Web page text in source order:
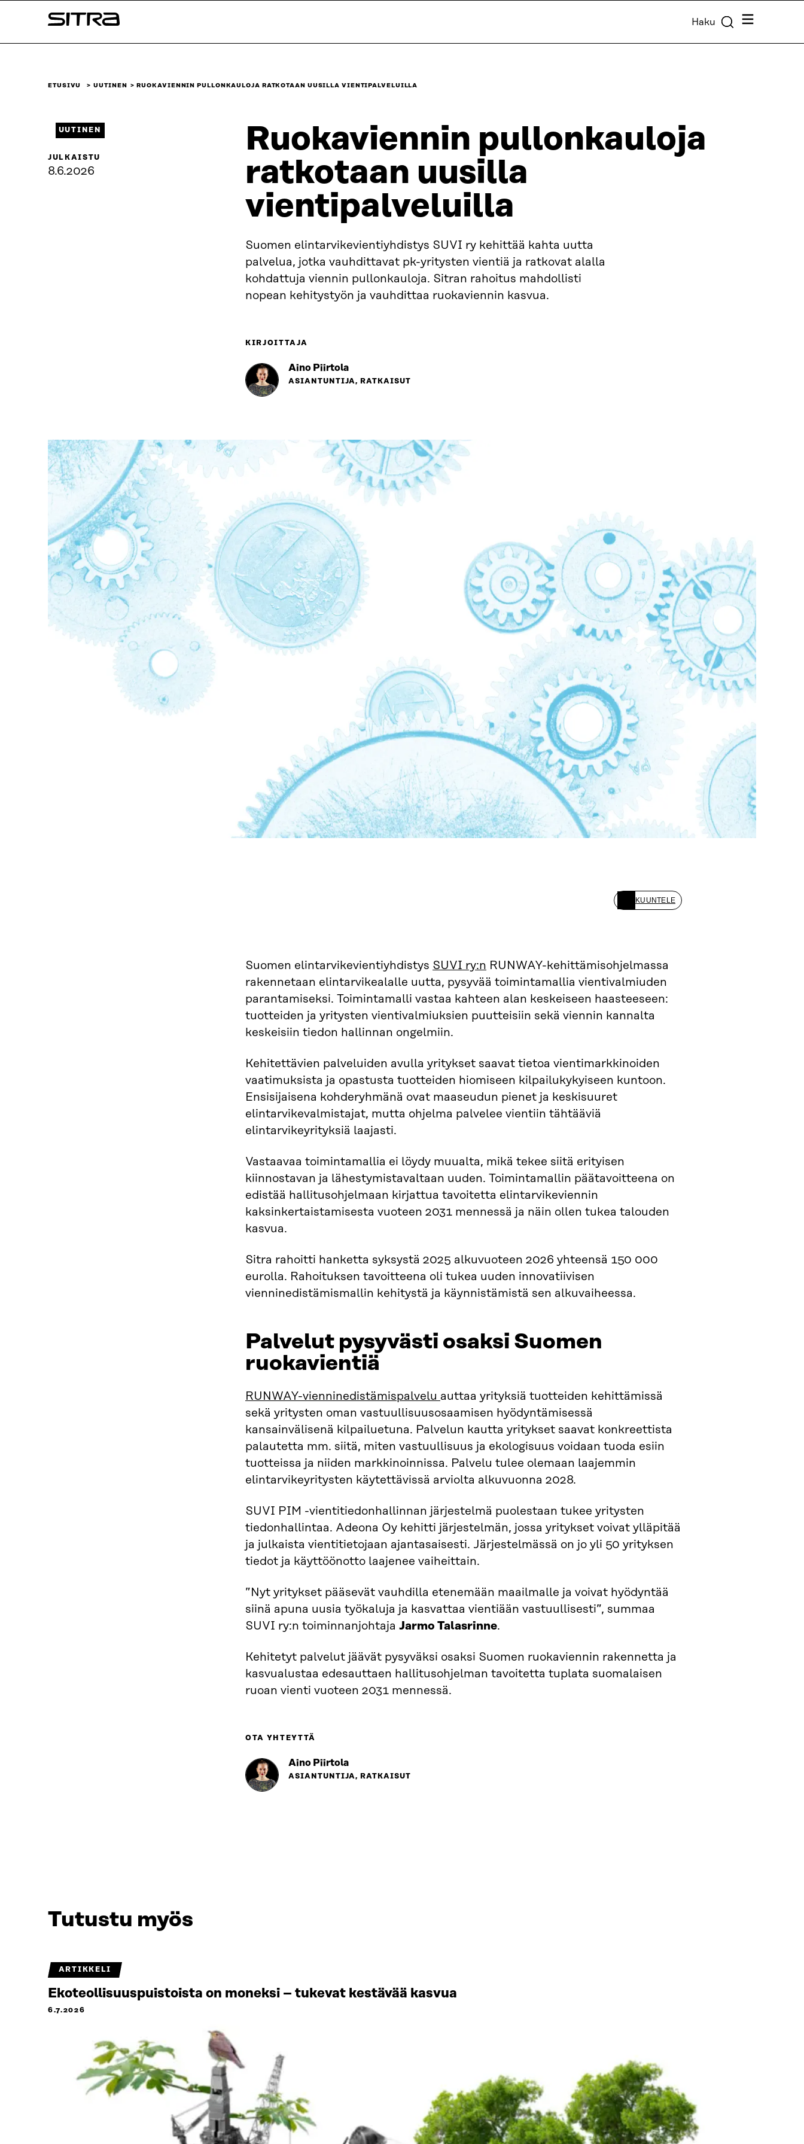
sisältöön
Sitra Haku Valikko
ETUSIVU UUTINEN RUOKAVIENNIN PULLONKAULOJA RATKOTAAN UUSILLA VIENTIPALVELUILLA
Ruokaviennin pullonkauloja
ratkotaan uusilla
vientipalveluilla
Suomen elintarvikevientiyhdistys SUVI ry kehittää kahta uutta
palvelua, jotka vauhdittavat pk-yritysten vientiä ja ratkovat alalla
kohdattuja viennin pullonkauloja. Sitran rahoitus mahdollisti
nopean kehitystyön ja vauhdittaa ruokaviennin kasvua.
KIRJOITTAJA
Aino Piirtola
ASIANTUNTIJA, RATKAISUT
UUTINEN
JULKAISTU
8.6.2026
KUUNTELE
Suomen elintarvikevientiyhdistys SUVI ry:n RUNWAY-kehittämisohjelmassa
rakennetaan elintarvikealalle uutta, pysyvää toimintamallia vientivalmiuden
parantamiseksi. Toimintamalli vastaa kahteen alan keskeiseen haasteeseen:
tuotteiden ja yritysten vientivalmiuksien puutteisiin sekä viennin kannalta
keskeisiin tiedon hallinnan ongelmiin.
Kehitettävien palveluiden avulla yritykset saavat tietoa vientimarkkinoiden
vaatimuksista ja opastusta tuotteiden hiomiseen kilpailukykyiseen kuntoon.
Ensisijaisena kohderyhmänä ovat maaseudun pienet ja keskisuuret
elintarvikevalmistajat, mutta ohjelma palvelee vientiin tähtääviä
elintarvikeyrityksiä laajasti.
Vastaavaa toimintamallia ei löydy muualta, mikä tekee siitä erityisen
kiinnostavan ja lähestymistavaltaan uuden. Toimintamallin päätavoitteena on
edistää hallitusohjelmaan kirjattua tavoitetta elintarvikeviennin
kaksinkertaistamisesta vuoteen 2031 mennessä ja näin ollen tukea talouden
kasvua.
Sitra rahoitti hanketta syksystä 2025 alkuvuoteen 2026 yhteensä 150 000
eurolla. Rahoituksen tavoitteena oli tukea uuden innovatiivisen
vienninedistämismallin kehitystä ja käynnistämistä sen alkuvaiheessa.
Palvelut pysyvästi osaksi Suomen
ruokavientiä
RUNWAY-vienninedistämispalvelu auttaa yrityksiä tuotteiden kehittämissä
sekä yritysten oman vastuullisuusosaamisen hyödyntämisessä
kansainvälisenä kilpailuetuna. Palvelun kautta yritykset saavat konkreettista
palautetta mm. siitä, miten vastuullisuus ja ekologisuus voidaan tuoda esiin
tuotteissa ja niiden markkinoinnissa. Palvelu tulee olemaan laajemmin
elintarvikeyritysten käytettävissä arviolta alkuvuonna 2028.
SUVI PIM -vientitiedonhallinnan järjestelmä puolestaan tukee yritysten
tiedonhallintaa. Adeona Oy kehitti järjestelmän, jossa yritykset voivat ylläpitää
ja julkaista vientitietojaan ajantasaisesti. Järjestelmässä on jo yli 50 yrityksen
tiedot ja käyttöönotto laajenee vaiheittain.
”Nyt yritykset pääsevät vauhdilla etenemään maailmalle ja voivat hyödyntää
siinä apuna uusia työkaluja ja kasvattaa vientiään vastuullisesti”, summaa
SUVI ry:n toiminnanjohtaja Jarmo Talasrinne.
Kehitetyt palvelut jäävät pysyväksi osaksi Suomen ruokaviennin rakennetta ja
kasvualustaa edesauttaen hallitusohjelman tavoitetta tuplata suomalaisen
ruoan vienti vuoteen 2031 mennessä.
OTA YHTEYTTÄ
Aino Piirtola
ASIANTUNTIJA, RATKAISUT
Tutustu myös
ARTIKKELI
Ekoteollisuuspuistoista on moneksi – tukevat kestävää kasvua
6.7.2026